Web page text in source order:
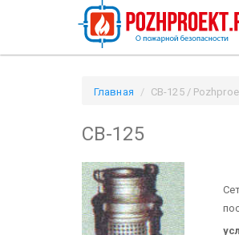
Главная СВ-125 /
СВ-125